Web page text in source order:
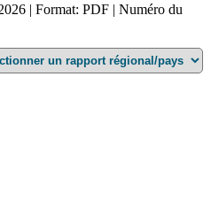
| Format: PDF | Numéro du